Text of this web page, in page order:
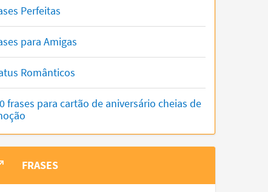
Perfeitas
para Amigas
Românticos
frases para cartão de aniversário cheias de
FRASES